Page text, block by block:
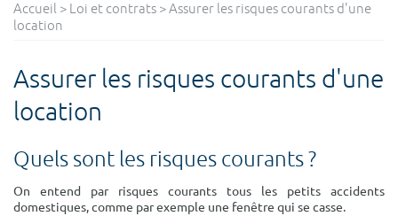
Votre recherche
€
Accueil > Loi et contrats > Assurer les risques courants d'une
location
Assurer les risques courants d'une
location
Quels sont les risques courants ?
On entend par risques courants tous les petits accidents
domestiques, comme par exemple une fenêtre qui se casse.